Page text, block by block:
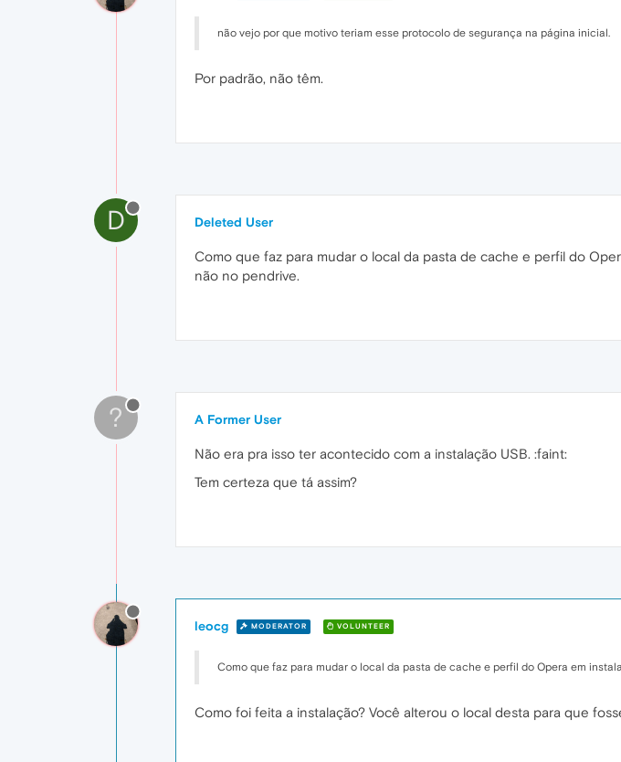
não vejo por que motivo teriam esse protocolo de segurança na página inicial.
Por padrão, não têm.
D Deleted User
Como que faz para mudar o local da pasta de cache e perfil do
não no pendrive.
? A Former User
Não era pra isso ter acontecido com a instalação USB. :faint:
Tem certeza que tá assim?
leocg MODERATOR VOLUNTEER
Como que faz para mudar o local da pasta de cache e perfil do Opera em
Como foi feita a instalação? Você alterou o local desta para que